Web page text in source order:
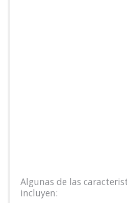
Algunas de las
incluyen: